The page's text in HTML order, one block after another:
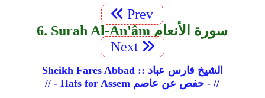
Prev
6. Surah Al-An'âm سورة الأنعام
Next
Sheikh Fares Abbad :: الشيخ فارس عباد
// - Hafs for Assem حفص عن عاصم - //